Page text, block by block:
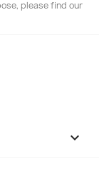
please find our
